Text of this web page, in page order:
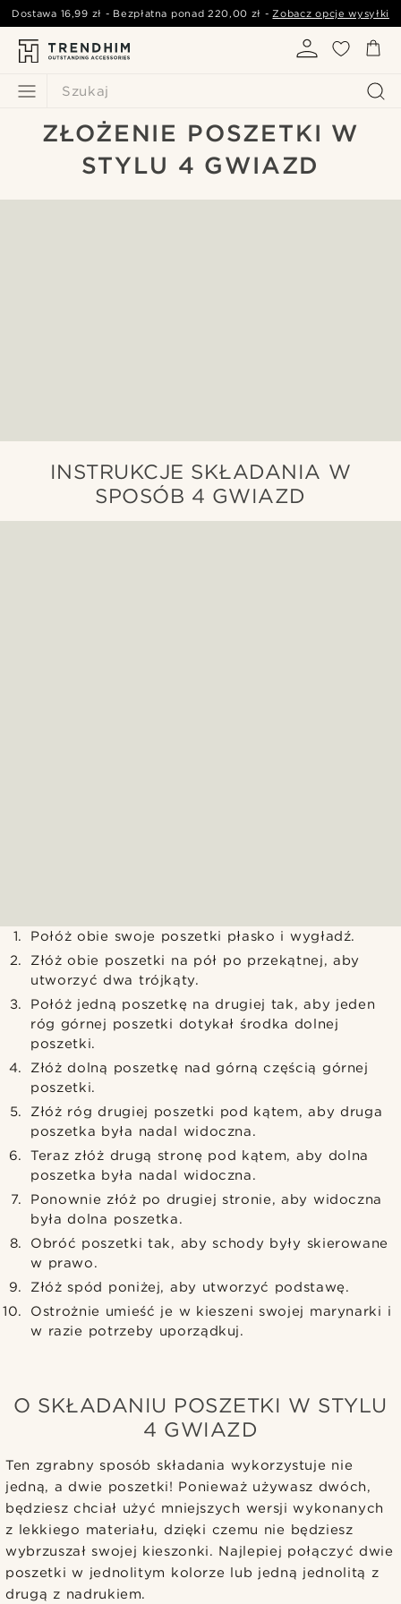
Szukaj
Dostawa 16,99 zł - Bezpłatna ponad220,00 zł -Zobacz opcje wysyłki
ZŁOŻENIE POSZETKI W
STYLU 4 GWIAZD
INSTRUKCJE SKŁADANIA W
SPOSÓB 4 GWIAZD
Połóż obie swoje poszetki płasko i wygładź.
Złóż obie poszetki na pół po przekątnej, aby
utworzyć dwa trójkąty.
Połóż jedną poszetkę na drugiej tak, aby jeden
róg górnej poszetki dotykał środka dolnej
poszetki.
Złóż dolną poszetkę nad górną częścią górnej
poszetki.
Złóż róg drugiej poszetki pod kątem, aby druga
poszetka była nadal widoczna.
Teraz złóż drugą stronę pod kątem, aby dolna
poszetka była nadal widoczna.
Ponownie złóż po drugiej stronie, aby widoczna
była dolna poszetka.
Obróć poszetki tak, aby schody były skierowane
w prawo.
Złóż spód poniżej, aby utworzyć podstawę.
Ostrożnie umieść je w kieszeni swojej marynarki i
w razie potrzeby uporządkuj.
O SKŁADANIU POSZETKI W STYLU
4 GWIAZD
Ten zgrabny sposób składania wykorzystuje nie
jedną, a dwie poszetki! Ponieważ używasz dwóch,
będziesz chciał użyć mniejszych wersji wykonanych
z lekkiego materiału, dzięki czemu nie będziesz
wybrzuszał swojej kieszonki. Najlepiej połączyć dwie
poszetki w jednolitym kolorze lub jedną jednolitą z
drugą z nadrukiem.